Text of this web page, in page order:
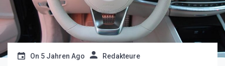
On 5 Jahren Ago Redakteure